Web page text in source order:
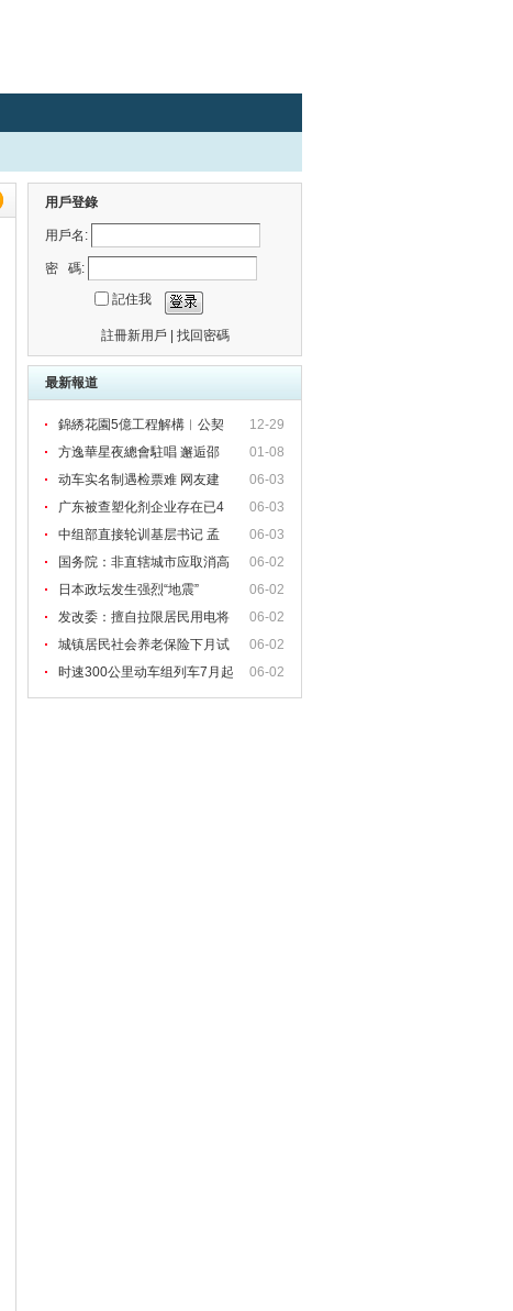
用戶登錄
用戶名:
密 碼:
記住我
註冊新用戶 找回密碼
最新報道
12-29
錦綉花園5億工程解構︱公契
所
01-08
方逸華星夜總會駐唱 邂逅邵
06-03
动车实名制遇检票难 网友建
06-03
广东被查塑化剂企业存在已4
06-03
中组部直接轮训基层书记 孟
06-02
国务院：非直辖城市应取消高
校
06-02
日本政坛发生强烈“地震”
06-02
发改委：擅自拉限居民用电将
处
06-02
城镇居民社会养老保险下月试
06-02
时速300公里动车组列车7月起